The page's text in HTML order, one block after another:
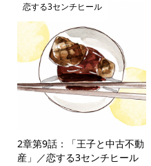
恋する3センチヒール
2章第9話：「王子と中古不動
産」／恋する3センチヒール